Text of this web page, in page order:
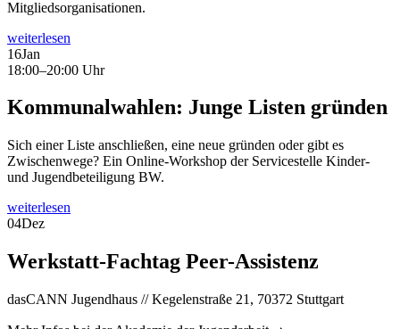
Mitgliedsorganisationen.
weiterlesen
16Jan
18:00–20:00 Uhr
Kommunalwahlen: Junge Listen gründen
Sich einer Liste anschließen, eine neue gründen oder gibt es
Zwischenwege? Ein Online-Workshop der Servicestelle Kinder-
und Jugendbeteiligung BW.
weiterlesen
04Dez
Werkstatt-Fachtag Peer-Assistenz
dasCANN Jugendhaus // Kegelenstraße 21, 70372 Stuttgart